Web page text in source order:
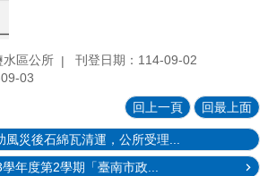
水區公所
刊登日期：114-09-02
03
回上一頁 回最上面
風災後石綿瓦清運，公所受理...
年度第2學期「臺南市政...